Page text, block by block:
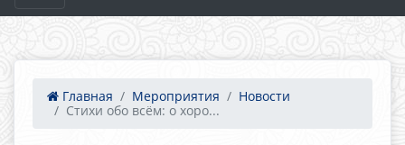
Главная Мероприятия
Новости
Стихи обо всём: о хоро...